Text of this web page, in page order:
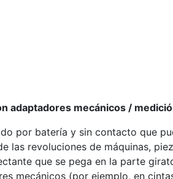
mecánicos /
por batería y sin contacto que
revoluciones de máquinas,
que se pega en la parte
mecánicos (por ejemplo, en